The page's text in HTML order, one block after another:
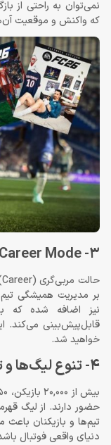
نمی‌توان به راحتی از
که واکنش و موقعیت
3- Career Mode با چالش‌های زنده
نیز اضافه شده که
قابل‌پیش‌بینی می‌کند.
خواهید شد.
4- تنوع لیگ‌ها و تیم‌ها
حضور دارند. از لیگ
تیم‌ها و بازیکنان
دنیای واقعی فوتبال